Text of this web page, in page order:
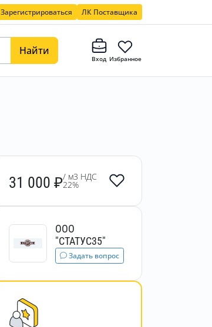
Зарегистрироваться ЛК Поставщика
Найти
Вход Избранное
31 000 ₽/ м3 НДС
22%
ООО
"СТАТУС35"
Задать вопрос